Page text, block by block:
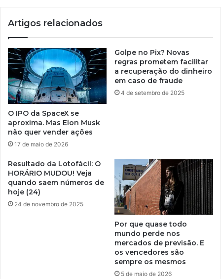
Artigos relacionados
O IPO da SpaceX se
aproxima. Mas Elon Musk
não quer vender ações
17 de maio de 2026
Golpe no Pix? Novas
regras prometem facilitar
a recuperação do dinheiro
em caso de fraude
4 de setembro de 2025
Resultado da Lotofácil: O
HORÁRIO MUDOU! Veja
quando saem números de
hoje (24)
24 de novembro de 2025
Por que quase todo
mundo perde nos
mercados de previsão. E
os vencedores são
sempre os mesmos
5 de maio de 2026